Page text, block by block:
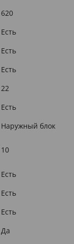
620
Есть
Есть
Есть
22
Есть
Наружный блок
10
Есть
Есть
Есть
Да